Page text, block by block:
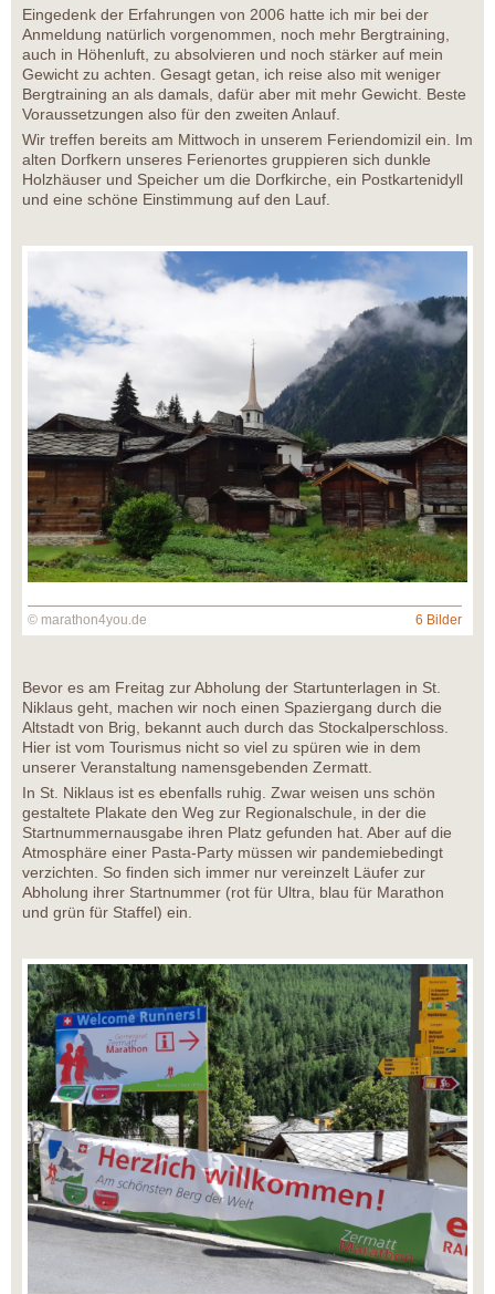
Eingedenk der Erfahrungen von 2006 hatte ich mir bei der
Anmeldung natürlich vorgenommen, noch mehr Bergtraining,
auch in Höhenluft, zu absolvieren und noch stärker auf mein
Gewicht zu achten. Gesagt getan, ich reise also mit weniger
Bergtraining an als damals, dafür aber mit mehr Gewicht. Beste
Voraussetzungen also für den zweiten Anlauf.
Wir treffen bereits am Mittwoch in unserem Feriendomizil ein. Im
alten Dorfkern unseres Ferienortes gruppieren sich dunkle
Holzhäuser und Speicher um die Dorfkirche, ein Postkartenidyll
und eine schöne Einstimmung auf den Lauf.
© marathon4you.de 6 Bilder
Bevor es am Freitag zur Abholung der Startunterlagen in St.
Niklaus geht, machen wir noch einen Spaziergang durch die
Altstadt von Brig, bekannt auch durch das Stockalperschloss.
Hier ist vom Tourismus nicht so viel zu spüren wie in dem
unserer Veranstaltung namensgebenden Zermatt.
In St. Niklaus ist es ebenfalls ruhig. Zwar weisen uns schön
gestaltete Plakate den Weg zur Regionalschule, in der die
Startnummernausgabe ihren Platz gefunden hat. Aber auf die
Atmosphäre einer Pasta-Party müssen wir pandemiebedingt
verzichten. So finden sich immer nur vereinzelt Läufer zur
Abholung ihrer Startnummer (rot für Ultra, blau für Marathon
und grün für Staffel) ein.